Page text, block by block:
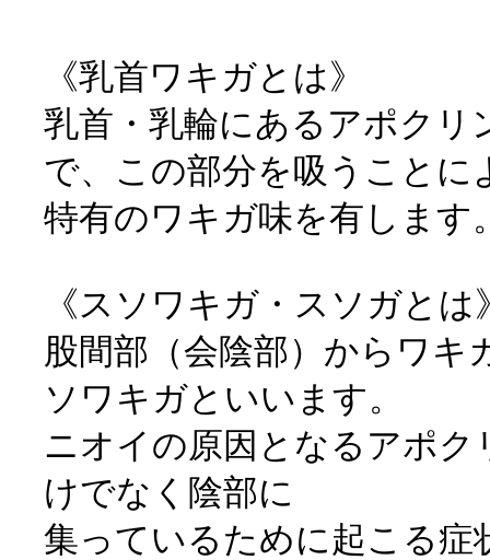
《乳首ワキガとは》
乳首・乳輪にあるアポクリ
で、この部分を吸うことに
特有のワキガ味を有します
《スソワキガ・スソガとは
股間部（会陰部）からワキ
ソワキガといいます。
ニオイの原因となるアポ
けでなく陰部に
集っているために起こる症